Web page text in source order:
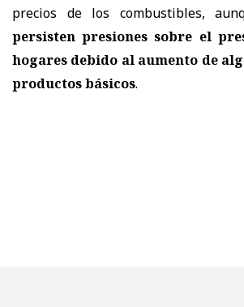
precios de los combustibles,
persisten presiones sobre el
hogares debido al aumento de
productos básicos.